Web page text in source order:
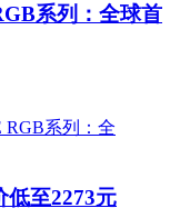
系列：全球首
低至2273元